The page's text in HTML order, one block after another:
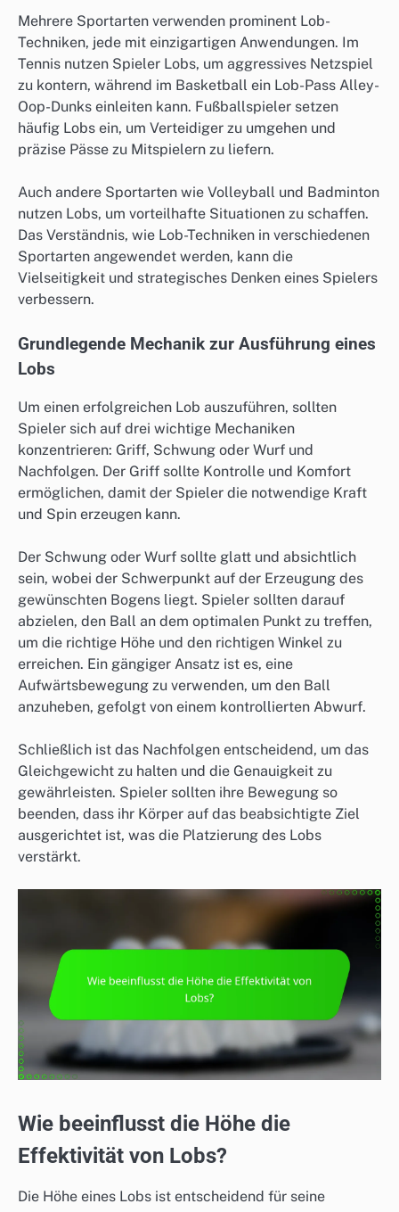
Mehrere Sportarten verwenden prominent Lob-
Techniken, jede mit einzigartigen Anwendungen. Im
Tennis nutzen Spieler Lobs, um aggressives Netzspiel
zu kontern, während im Basketball ein Lob-Pass Alley-
Oop-Dunks einleiten kann. Fußballspieler setzen
häufig Lobs ein, um Verteidiger zu umgehen und
präzise Pässe zu Mitspielern zu liefern.
Auch andere Sportarten wie Volleyball und Badminton
nutzen Lobs, um vorteilhafte Situationen zu schaffen.
Das Verständnis, wie Lob-Techniken in verschiedenen
Sportarten angewendet werden, kann die
Vielseitigkeit und strategisches Denken eines Spielers
verbessern.
Grundlegende Mechanik zur Ausführung eines
Lobs
Um einen erfolgreichen Lob auszuführen, sollten
Spieler sich auf drei wichtige Mechaniken
konzentrieren: Griff, Schwung oder Wurf und
Nachfolgen. Der Griff sollte Kontrolle und Komfort
ermöglichen, damit der Spieler die notwendige Kraft
und Spin erzeugen kann.
Der Schwung oder Wurf sollte glatt und absichtlich
sein, wobei der Schwerpunkt auf der Erzeugung des
gewünschten Bogens liegt. Spieler sollten darauf
abzielen, den Ball an dem optimalen Punkt zu treffen,
um die richtige Höhe und den richtigen Winkel zu
erreichen. Ein gängiger Ansatz ist es, eine
Aufwärtsbewegung zu verwenden, um den Ball
anzuheben, gefolgt von einem kontrollierten Abwurf.
Schließlich ist das Nachfolgen entscheidend, um das
Gleichgewicht zu halten und die Genauigkeit zu
gewährleisten. Spieler sollten ihre Bewegung so
beenden, dass ihr Körper auf das beabsichtigte Ziel
ausgerichtet ist, was die Platzierung des Lobs
verstärkt.
Wie beeinflusst die Höhe die
Effektivität von Lobs?
Die Höhe eines Lobs ist entscheidend für seine